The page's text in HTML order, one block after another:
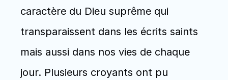
caractère du Dieu suprême qui
transparaissent dans les écrits saints
mais aussi dans nos vies de chaque
jour. Plusieurs croyants ont pu